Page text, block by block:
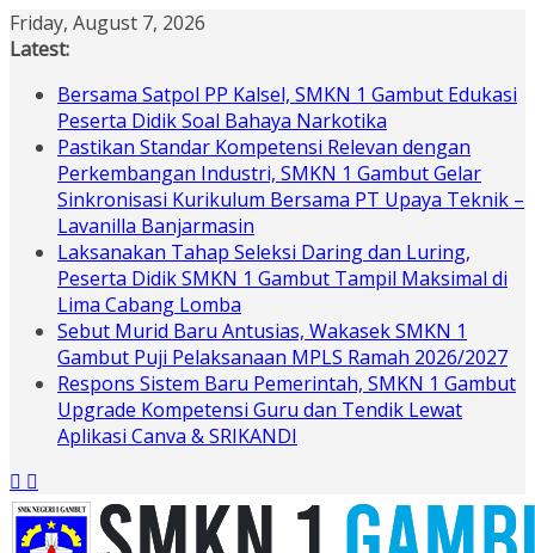
Skip
to
Friday, August 7, 2026
Latest:
Bersama Satpol PP Kalsel, SMKN 1 Gambut Edukasi
Peserta Didik Soal Bahaya Narkotika
Pastikan Standar Kompetensi Relevan dengan
Perkembangan Industri, SMKN 1 Gambut Gelar
Sinkronisasi Kurikulum Bersama PT Upaya Teknik –
Lavanilla Banjarmasin
Laksanakan Tahap Seleksi Daring dan Luring,
Peserta Didik SMKN 1 Gambut Tampil Maksimal di
Lima Cabang Lomba
Sebut Murid Baru Antusias, Wakasek SMKN 1
Gambut Puji Pelaksanaan MPLS Ramah 2026/2027
Respons Sistem Baru Pemerintah, SMKN 1 Gambut
Upgrade Kompetensi Guru dan Tendik Lewat
Aplikasi Canva & SRIKANDI